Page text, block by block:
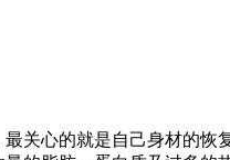
最关心的就是自己身材的恢